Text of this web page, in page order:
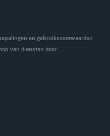
en gebruiksvoorwaarden
van diensten door